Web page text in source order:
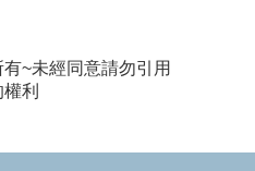
~未經同意請勿引用
利